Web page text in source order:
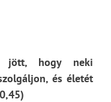
jött, hogy neki
és életét